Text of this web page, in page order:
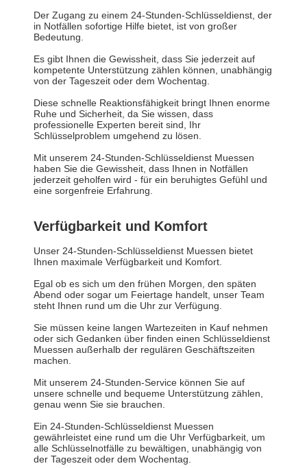
Der Zugang zu einem 24-Stunden-Schlüsseldienst, der
in Notfällen sofortige Hilfe bietet, ist von großer
Bedeutung.
Es gibt Ihnen die Gewissheit, dass Sie jederzeit auf
kompetente Unterstützung zählen können, unabhängig
von der Tageszeit oder dem Wochentag.
Diese schnelle Reaktionsfähigkeit bringt Ihnen enorme
Ruhe und Sicherheit, da Sie wissen, dass
professionelle Experten bereit sind, Ihr
Schlüsselproblem umgehend zu lösen.
Mit unserem 24-Stunden-Schlüsseldienst Muessen
haben Sie die Gewissheit, dass Ihnen in Notfällen
jederzeit geholfen wird - für ein beruhigtes Gefühl und
eine sorgenfreie Erfahrung.
Verfügbarkeit und Komfort
Unser 24-Stunden-Schlüsseldienst Muessen bietet
Ihnen maximale Verfügbarkeit und Komfort.
Egal ob es sich um den frühen Morgen, den späten
Abend oder sogar um Feiertage handelt, unser Team
steht Ihnen rund um die Uhr zur Verfügung.
Sie müssen keine langen Wartezeiten in Kauf nehmen
oder sich Gedanken über finden einen Schlüsseldienst
Muessen außerhalb der regulären Geschäftszeiten
machen.
Mit unserem 24-Stunden-Service können Sie auf
unsere schnelle und bequeme Unterstützung zählen,
genau wenn Sie sie brauchen.
Ein 24-Stunden-Schlüsseldienst Muessen
gewährleistet eine rund um die Uhr Verfügbarkeit, um
alle Schlüsselnotfälle zu bewältigen, unabhängig von
der Tageszeit oder dem Wochentag.